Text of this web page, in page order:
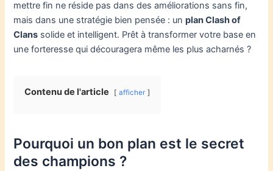
mettre fin ne réside pas dans des améliorations sans fin,
mais dans une stratégie bien pensée : unplan Clash of
Clans solide et intelligent. Prêt à transformer votre base en
une forteresse qui découragera même les plus acharnés ?
Contenu de l'article afficher
Pourquoi un bon plan est le secret
des champions ?